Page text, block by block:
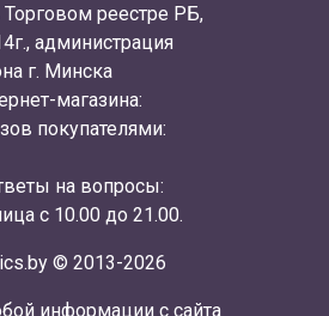
Торговом реестре РБ,
администрация
г. Минска
магазина:
покупателями:
на вопросы:
с 10.00 до 21.00.
© 2013-2026
информации с сайта